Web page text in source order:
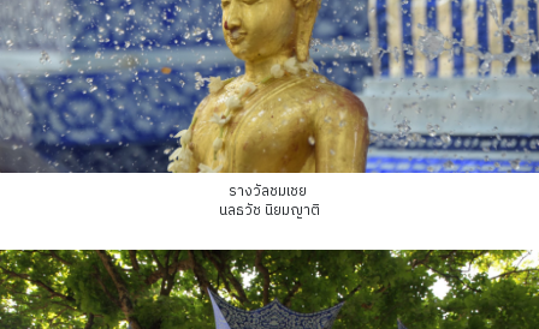
รางวัลชมเชย
นลธวัช นิยมญาติ